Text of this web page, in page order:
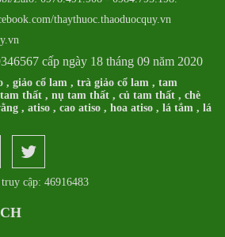
thaythuoc.thaoduocquy.vn
cấp ngày 18 tháng 09 năm 2020
,giảo cổ lam ,trà giảo cổ lam ,tam
thất ,nụ tam thất ,củ tam thất ,chè
,atiso ,cao atiso ,hoa atiso ,lá tắm ,lá
cập: 46916483